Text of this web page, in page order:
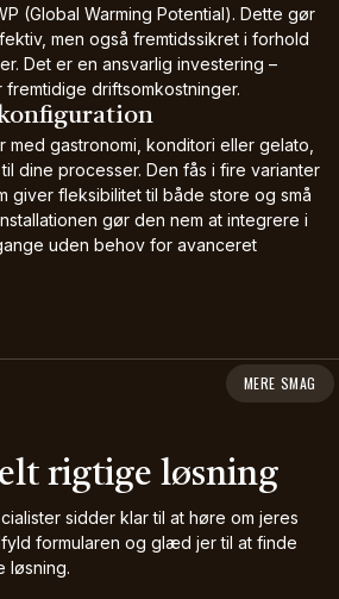
(Global Warming Potential). Dette gør
men også fremtidssikret i forhold
Det er en ansvarlig investering –
driftsomkostninger.
med gastronomi, konditori eller gelato,
dine processer. Den fås i fire varianter
giver fleksibilitet til både store og små
gør den nem at integrere i
uden behov for avanceret
MERE SMAG
rigtige løsning
sidder klar til at høre om jeres
formularen og glæd jer til at finde
løsning.